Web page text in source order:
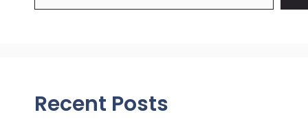
Recent Posts